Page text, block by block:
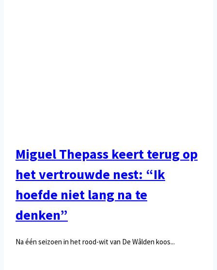
Miguel Thepass keert terug op
het vertrouwde nest: “Ik
hoefde niet lang na te
denken”
Na één seizoen in het rood-wit van De Wâlden koos...